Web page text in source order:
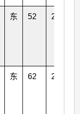
东 52 24/9
东 62 24/9